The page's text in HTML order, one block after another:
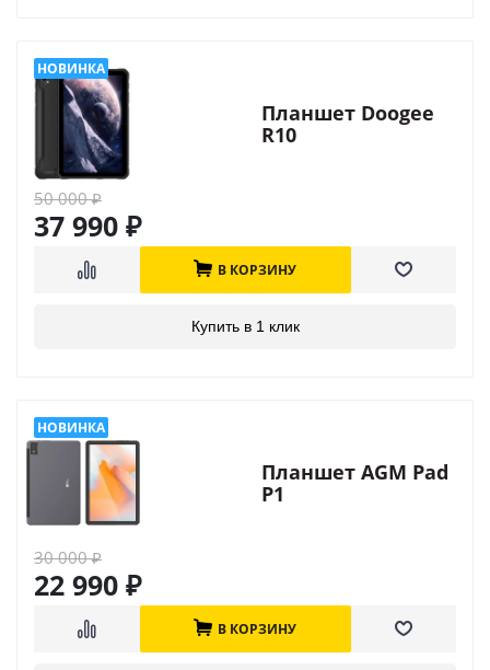
Планшет Doogee
R10
50 000₽
37 990 ₽
В КОРЗИНУ
Купить в 1 клик
Планшет AGM Pad
P1
30 000₽
22 990 ₽
В КОРЗИНУ